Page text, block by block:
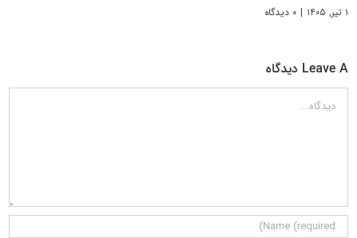
۱ تیر, ۱۴۰۵ | ۰ دیدگاه
Leave A دیدگاه
دیدگاه